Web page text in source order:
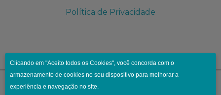
Clicando em "Aceito todos os Cookies", você concorda com o
armazenamento de cookies no seu dispositivo para melhorar a
experiência e navegação no site.
Política de Privacidade